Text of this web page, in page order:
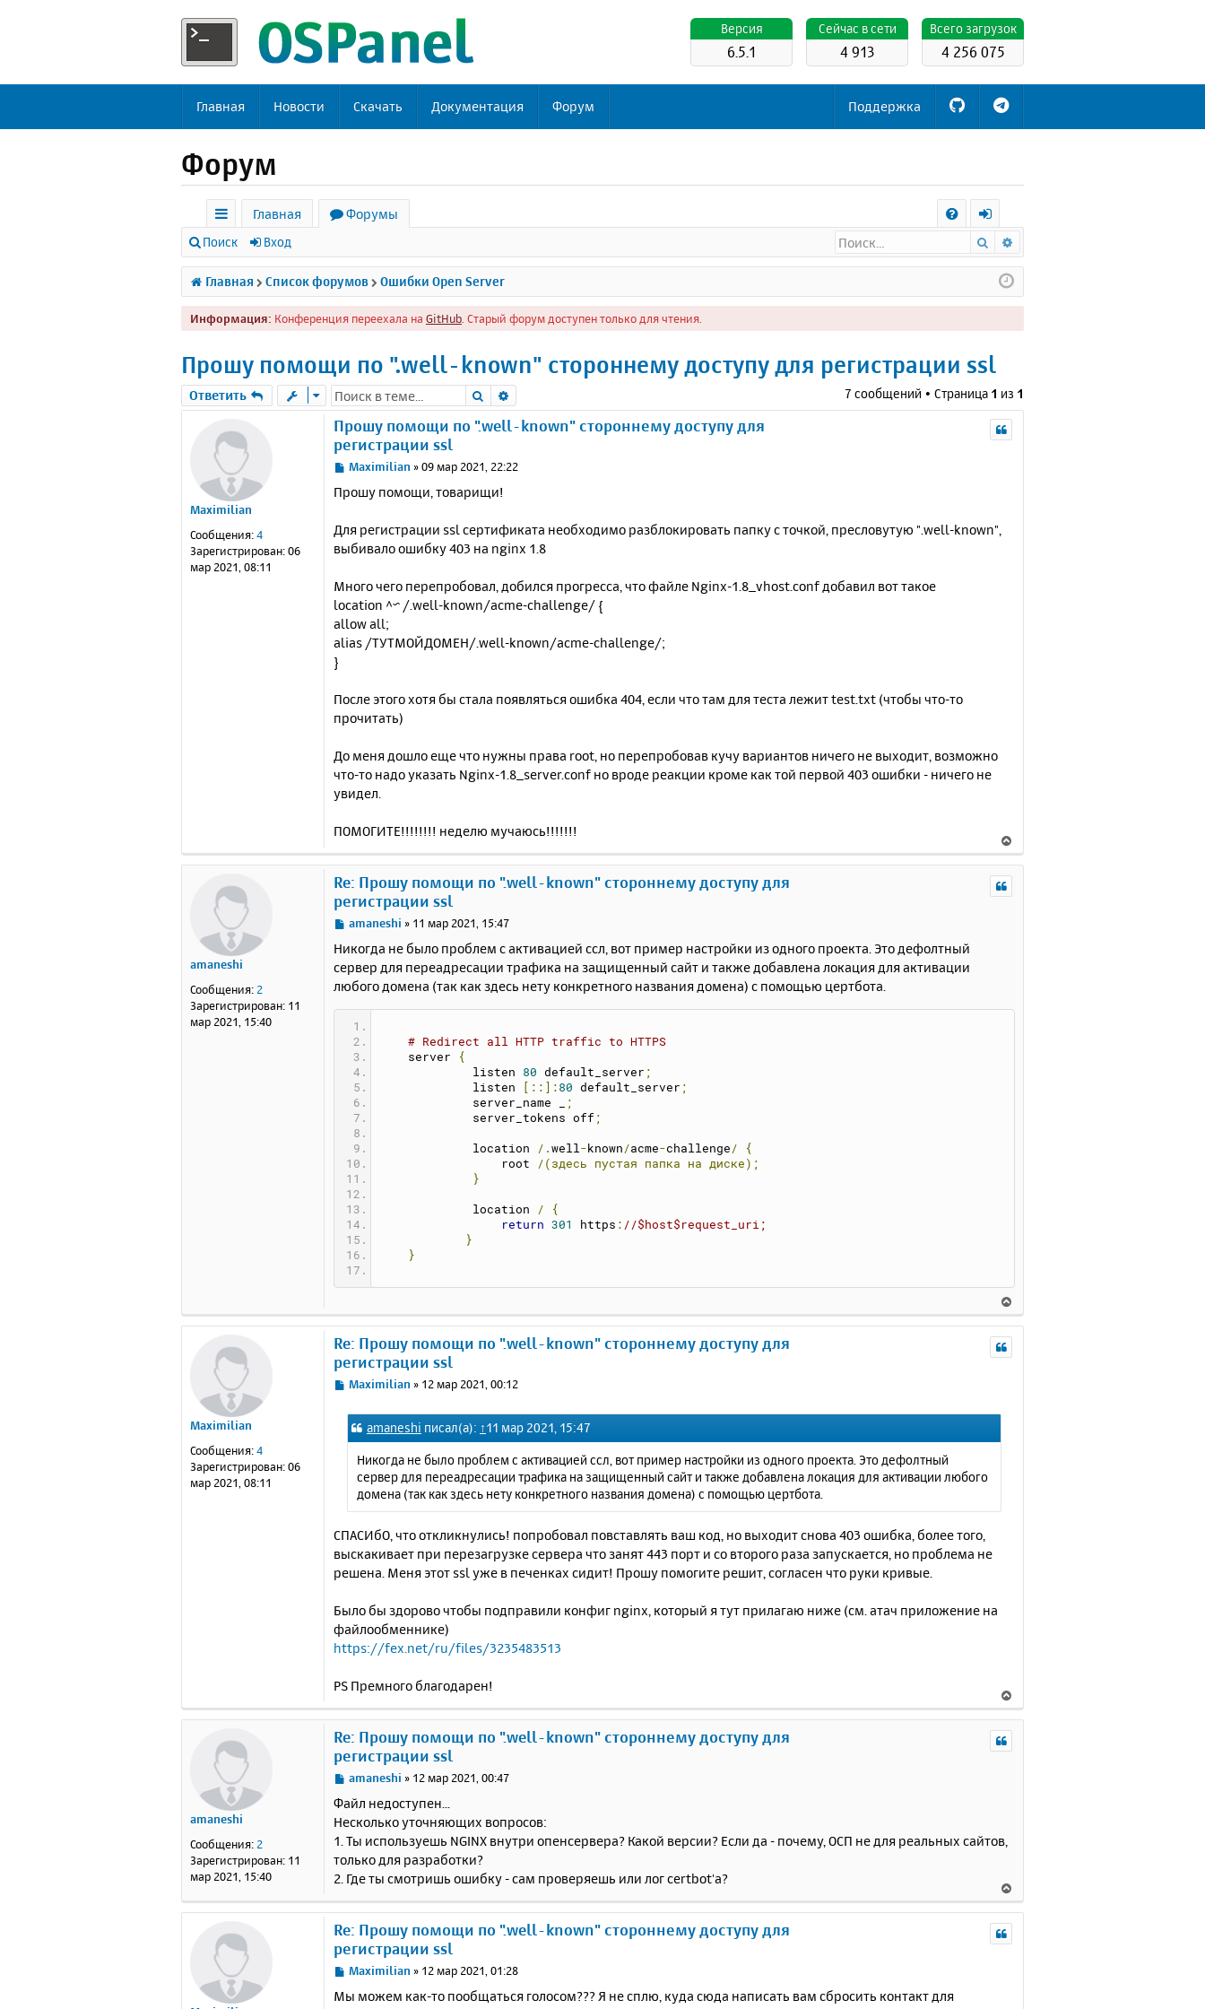
Всего загрузок
4 256 075
Cейчас в сети
4 913
Версия
6.5.1
Главная Новости Скачать Документация Форум Поддержка
Форум
с
ы
л
к
Главная
Форумы
Q
х
о
д
Поиск Вход Поиск
Главная Список форумов Ошибки Open Server
Информация: Конференция переехала на GitHub . Старый форум доступен только для чтения.
Прошу помощи по ".well-known" стороннему доступу для регистрации ssl
Ответить Поиск 7 сообщений • Страница 1 из 1
Maximilian
Сообщения:4
Зарегистрирован:06
мар 2021, 08:11
Прошу помощи по ".well-known" стороннему доступу для
регистрации ssl
С
о
щ
е
е
Maximilian »09 мар 2021, 22:22
Прошу помощи, товарищи!
Для регистрации ssl сертификата необходимо разблокировать папку с точкой, пресловутую ".well-known",
выбивало ошибку 403 на nginx 1.8
Много чего перепробовал, добился прогресса, что файле Nginx-1.8_vhost.conf добавил вот такое
location ^~ /.well-known/acme-challenge/ {
allow all;
alias /ТУТМОЙДОМЕН/.well-known/acme-challenge/;
}
После этого хотя бы стала появляться ошибка 404, если что там для теста лежит test.txt (чтобы что-то
прочитать)
До меня дошло еще что нужны права root, но перепробовав кучу вариантов ничего не выходит, возможно
что-то надо указать Nginx-1.8_server.conf но вроде реакции кроме как той первой 403 ошибки - ничего не
увидел.
ПОМОГИТЕ!!!!!!!! неделю мучаюсь!!!!!!!
е
н
amaneshi
Сообщения: 2
Зарегистрирован: 11
мар 2021, 15:40
Re: Прошу помощи по ".well-known" стороннему доступу для
регистрации ssl
С
о
б
щ
amaneshi » 11 мар 2021, 15:47
Никогда не было проблем с активацией ссл, вот пример настройки из одного проекта. Это дефолтный
сервер для переадресации трафика на защищенный сайт и также добавлена локация для активации
любого домена (так как здесь нету конкретного названия домена) с помощью цертбота.
# Redirect all HTTP traffic to HTTPS
    server
{
	     listen
80 default_server ;
	     listen
[::]: 80 default_server ;
	     server_name _
;
             server_tokens off
;
             location
/. well - known /acme-challenge /
{
                 root
/(здесь пустая папка на
диске);
}
	     location
/
{
return 301 https : //$host$request_uri;
}
}
е
Maximilian
Сообщения:4
Зарегистрирован:06
мар 2021, 08:11
Re: Прошу помощи по ".well-known" стороннему доступу для
регистрации ssl
С
о
б
е
Maximilian » 12 мар 2021, 00:12
amaneshi писал(а): ↑11 мар 2021, 15:47
Никогда не было проблем с активацией ссл, вот пример настройки из одного проекта. Это дефолтный
сервер для переадресации трафика на защищенный сайт и также добавлена локация для активации любого
домена (так как здесь нету конкретного названия домена) с помощью цертбота.
СПАСИбО, что откликнулись! попробовал повставлять ваш код, но выходит снова 403 ошибка, более того,
выскакивает при перезагрузке сервера что занят 443 порт и со второго раза запускается, но проблема не
решена. Меня этот ssl уже в печенках сидит! Прошу помогите решит, согласен что руки кривые.
Было бы здорово чтобы подправили конфиг nginx, который я тут прилагаю ниже (см. атач приложение на
файлообменнике)
https://fex.net/ru/files/3235483513
PS Премного благодарен!
е
а
amaneshi
Сообщения: 2
Зарегистрирован: 11
мар 2021, 15:40
Re: Прошу помощи по ".well-known" стороннему доступу для
регистрации ssl
С
о
б
щ
е
н
и
е
amaneshi » 12 мар 2021, 00:47
Файл недоступен...
Несколько уточняющих вопросов:
1. Ты используешь NGINX внутри опенсервера? Какой версии? Если да - почему, ОСП не для реальных сайтов,
только для разработки?
2. Где ты смотришь ошибку - сам проверяешь или лог certbot'а?
е
Re: Прошу помощи по ".well-known" стороннему доступу для
регистрации ssl
С
о
Maximilian » 12 мар 2021, 01:28
Мы можем как-то пообщаться голосом??? Я не сплю, куда сюда написать вам сбросить контакт для